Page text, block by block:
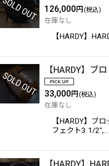
126,000円 (税込)
在庫なし
【HARDY】
【HARDY】ブ
33,000円 (税込)
在庫なし
【HARDY】ブ
フェクト3 1/2",…
【HARDY】